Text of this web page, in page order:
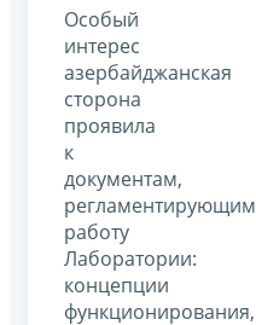
Особый
интерес
азербайджанская
сторона
проявила
к
документам,
регламентирующим
работу
Лаборатории:
концепции
функционирования,